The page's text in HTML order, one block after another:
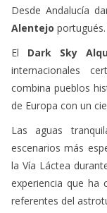
Desde Andalucía
Alentejo portugués.
El Dark Sky
internacionales
combina pueblos
de Europa con un
Las aguas
escenarios más
la Vía Láctea
experiencia que ha
referentes del